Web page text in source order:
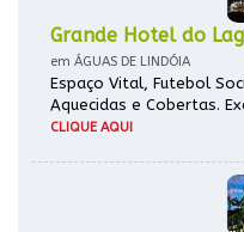
Grande Hotel do
em ÁGUAS DE LINDÓIA
Espaço Vital, Futebol
Aquecidas e Cobertas.
CLIQUE AQUI